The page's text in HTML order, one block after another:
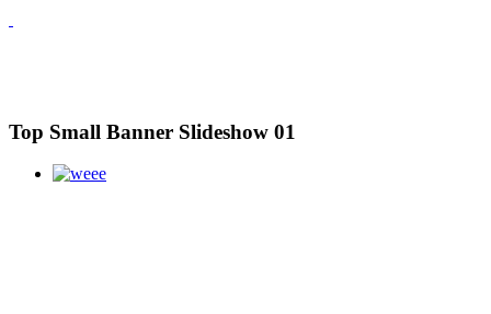
Top Small Banner Slideshow 01